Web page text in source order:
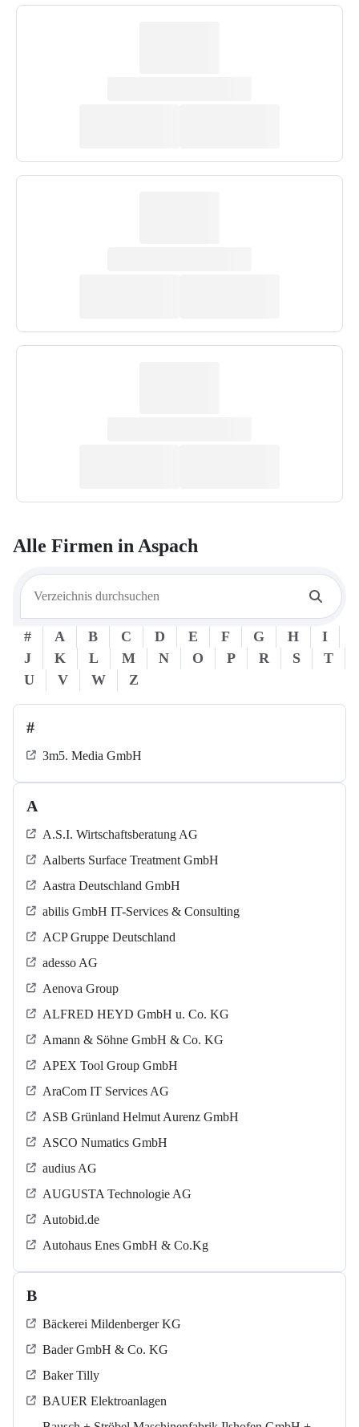
Alle Firmen inAspach
# A B C D E F G H
I
J
K L M N O P R S
T
U
V W Z
#
3m5. Media GmbH
A
A.S.I. Wirtschaftsberatung AG
Aalberts Surface Treatment GmbH
Aastra Deutschland GmbH
abilis GmbH IT-Services & Consulting
ACP Gruppe Deutschland
adesso AG
Aenova Group
ALFRED HEYD GmbH u. Co. KG
Amann & Söhne GmbH & Co. KG
APEX Tool Group GmbH
AraCom IT Services AG
ASB Grün­land Helmut Au­renz GmbH
ASCO Numatics GmbH
audius AG
AUGUSTA Technologie AG
Autobid.de
Autohaus Enes GmbH & Co.Kg
B
Bäckerei Mildenberger KG
Bader GmbH & Co. KG
Baker Tilly
BAUER Elektroanlagen